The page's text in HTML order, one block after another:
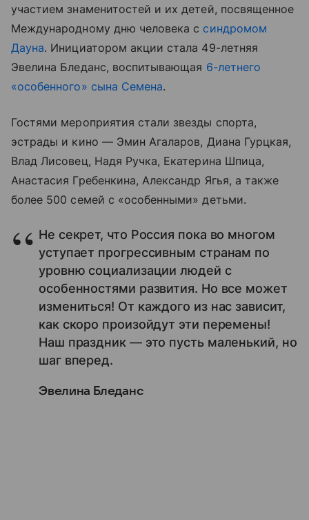
участием знаменитостей и их детей, посвященное
Международному дню человека ссиндромом
Дауна. Инициатором акции стала 49-летняя
Эвелина Бледанс, воспитывающая 6-летнего
«особенного» сына Семена.
Гостями мероприятия стали звезды спорта,
эстрады и кино — Эмин Агаларов, Диана Гурцкая,
Влад Лисовец, Надя Ручка, Екатерина Шпица,
Анастасия Гребенкина, Александр Ягья, а также
более 500 семей с «особенными» детьми.
Не секрет, что Россия пока во многом
уступает прогрессивным странам по
уровню социализации людей с
особенностями развития. Но все может
измениться! От каждого из нас зависит,
как скоро произойдут эти перемены!
Наш праздник — это пусть маленький, но
шаг вперед.
Эвелина Бледанс